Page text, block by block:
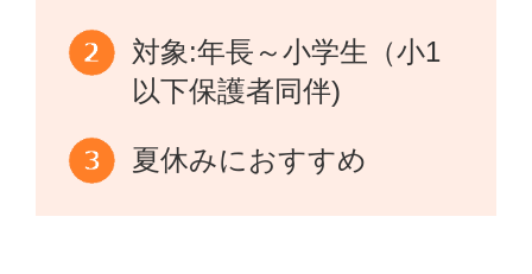
対象:年長～小学生（小1
以下保護者同伴)
夏休みにおすすめ